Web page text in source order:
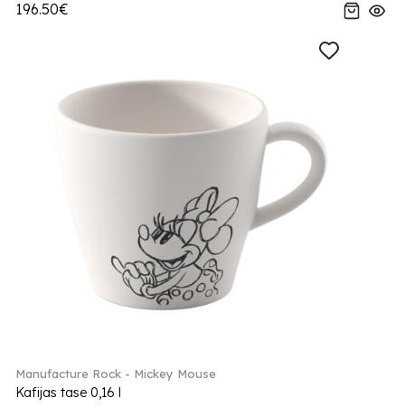
196.50€
Manufacture Rock - Mickey Mouse
Kafijas tase 0,16 l